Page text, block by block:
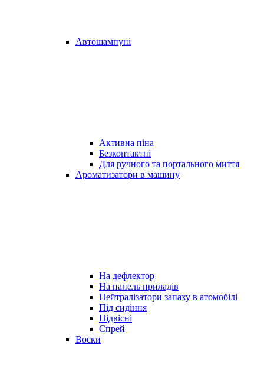
Автошампуні
Активна піна
Безконтактні
Для ручного та портального миття
Ароматизатори в машину
На дефлектор
На панель приладів
Нейтралізатори запаху в атомобілі
Під сидіння
Підвісні
Спрей
Воски